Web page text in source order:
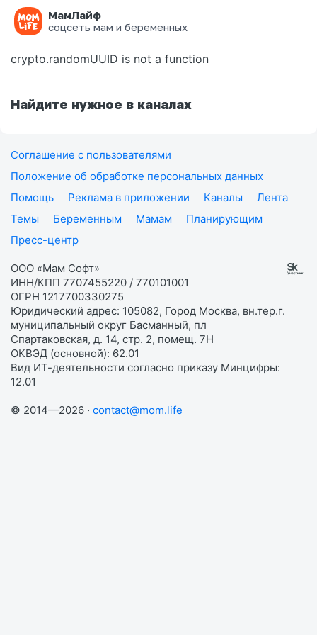
МамЛайф
соцсеть мам и беременных
Ошибка на странице
crypto.randomUUID is not a function
Найдите нужное в каналах
Соглашение с пользователями
Положение об обработке персональных данных
Помощь
Реклама в приложении Каналы
Лента
Темы
Беременным Мамам
Планирующим
Пресс-центр
ООО «Мам Софт»
ИНН/КПП 7707455220 / 770101001
ОГРН 1217700330275
Юридический адрес: 105082, Город Москва, вн.тер.г.
муниципальный округ Басманный, пл
Спартаковская, д. 14, стр. 2, помещ. 7Н
ОКВЭД (основной): 62.01
Вид ИТ-деятельности согласно приказу Минцифры:
12.01
© 2014—2026 · contact@mom.life